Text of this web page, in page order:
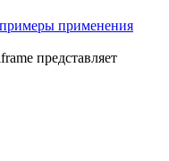
применения
представляет